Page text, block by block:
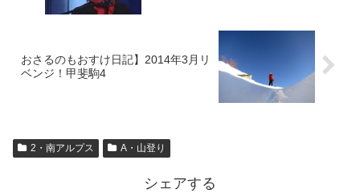
おさるのもおすけ日記】2014年3月リ
ベンジ！甲斐駒4
2・南アルプス A・山登り
シェアする